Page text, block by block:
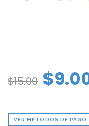
$15.00
VER MÉTODOS DE PAGO